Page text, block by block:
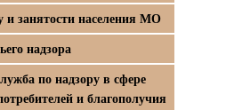
и занятости населения МО
надзора
по надзору в сфере
и благополучия